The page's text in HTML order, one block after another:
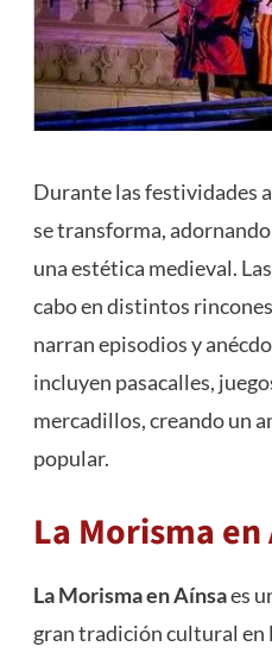
Durante las festividades
se transforma,
una estética medieval.
cabo en distintos
narran episodios y
incluyen pasacalles,
mercadillos, creando un
popular.
La Morisma en
La Morisma en Aínsaes
gran tradición cultural en